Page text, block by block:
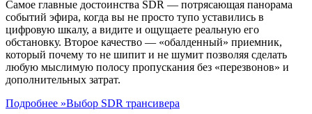
Самое главные достоинства SDR — потрясающая панорама
событий эфира, когда вы не просто тупо уставились в
цифровую шкалу, а видите и ощущаете реальную его
обстановку. Второе качество — «обалденный» приемник,
который почему то не шипит и не шумит позволяя сделать
любую мыслимую полосу пропускания без «перезвонов» и
дополнительных затрат.
Подробнее »Выбор SDR трансивера